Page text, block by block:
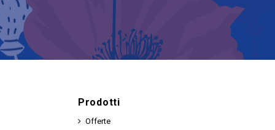
Prodotti
Offerte